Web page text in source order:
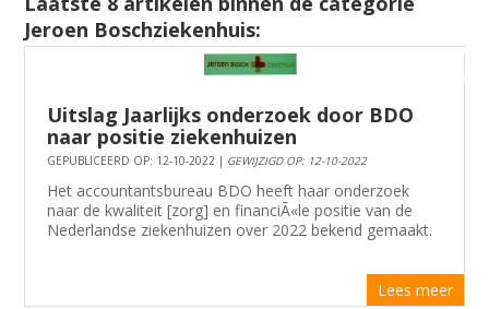
Jeroen Boschziekenhuis:
Uitslag Jaarlijks onderzoek door BDO
naar positie ziekenhuizen
GEPUBLICEERD OP: 12-10-2022 | GEWIJZIGD OP: 12-10-2022
Het accountantsbureau BDO heeft haar onderzoek
naar de kwaliteit [zorg] en financiÃ«le positie van de
Nederlandse ziekenhuizen over 2022 bekend gemaakt.
Lees meer